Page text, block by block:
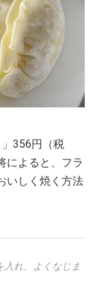
356円（税
によると、フラ
いしく焼く方法
入れ、よくなじま